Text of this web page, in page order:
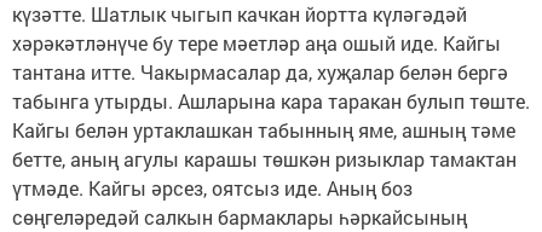
күзәтте. Шатлык чыгып качкан йортта күләгәдәй
хәрәкәтләнүче бу тере мәетләр аңа ошый иде. Кайгы
тантана итте. Чакырмасалар да, хуҗалар белән бергә
табынга утырды. Ашларына кара таракан булып төште.
Кайгы белән уртаклашкан табынның яме, ашның тәме
бетте, аның агулы карашы төшкән ризыклар тамактан
үтмәде. Кайгы әрсез, оятсыз иде. Аның боз
сөңгеләредәй салкын бармаклары һәркайсының